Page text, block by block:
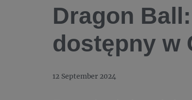
Dragon
dostępny w
12 September 2024